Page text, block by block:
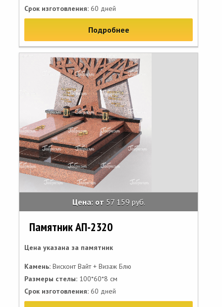
Срок изготовления: 60 дней
Подробнее
Цена: от 57 159 руб.
Памятник АП-2320
Цена указана за памятник
Камень: Висконт Вайт + Визаж Блю
Размеры стелы: 100*60*8 см
Срок изготовления: 60 дней